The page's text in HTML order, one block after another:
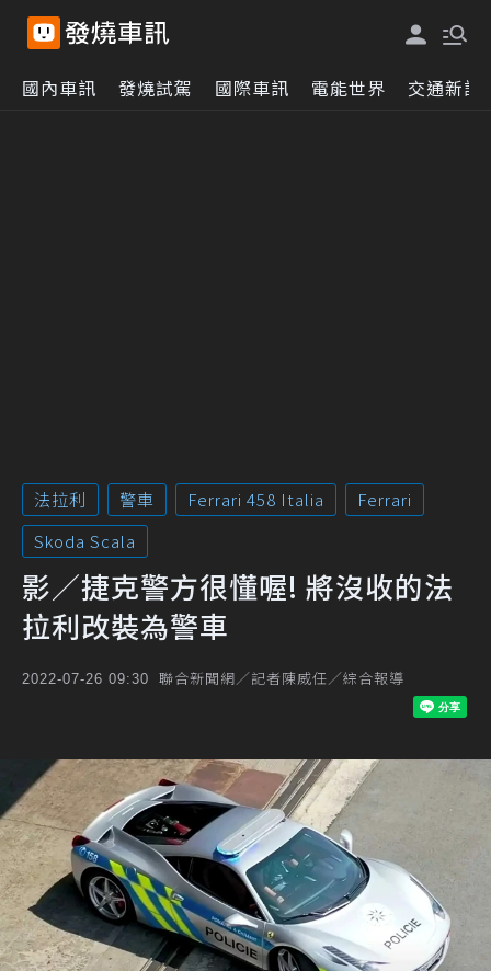
國內車訊 發燒試駕 國際車訊 電能世界 交通新訊
法拉利 警車 Ferrari 458 Italia
Ferrari
Skoda Scala
影／捷克警方很懂喔! 將沒收的法
拉利改裝為警車
2022-07-26 09:30 聯合新聞網／記者陳威任／綜合報導